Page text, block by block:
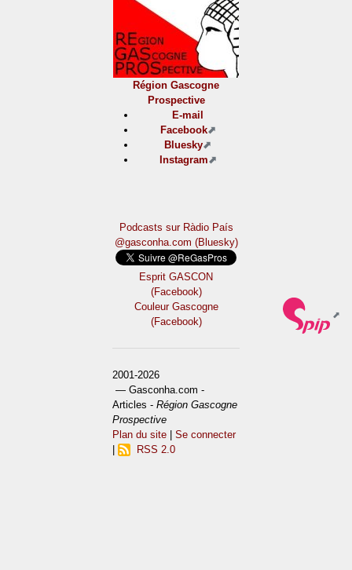
Région Gascogne
Prospective
E-mail
Facebook
Bluesky
Instagram
Podcasts sur Ràdio País
@gasconha.com (Bluesky)
Esprit GASCON
(Facebook)
Couleur Gascogne
(Facebook)
2001-2026
— Gasconha.com -
Articles -Région Gascogne
Prospective
Plan du site |Se connecter
RSS 2.0